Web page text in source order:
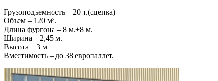
Грузоподъемность – 20 т.(сцепка)
Объем – 120 м³.
Длина фургона – 8 м.+8 м.
Ширина – 2,45 м.
Высота – 3 м.
Вместимость – до 38 европаллет.